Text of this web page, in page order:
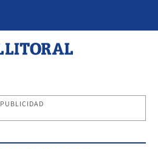
PUBLICIDAD